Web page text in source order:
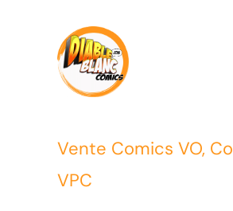
Vente Comics VO,
VPC